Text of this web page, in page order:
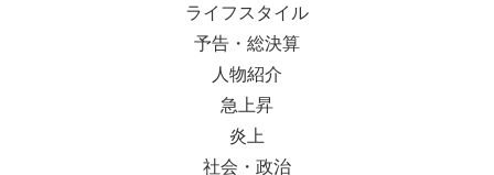
ライフスタイル
予告・総決算
人物紹介
急上昇
炎上
社会・政治